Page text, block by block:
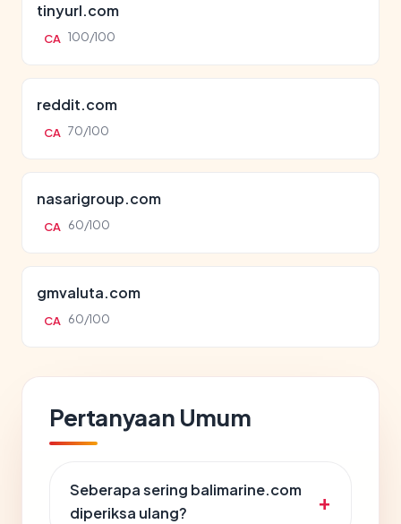
tinyurl.com
CA 100/100
reddit.com
CA 70/100
nasarigroup.com
CA 60/100
gmvaluta.com
CA 60/100
Pertanyaan Umum
Seberapa sering balimarine.com
diperiksa ulang?